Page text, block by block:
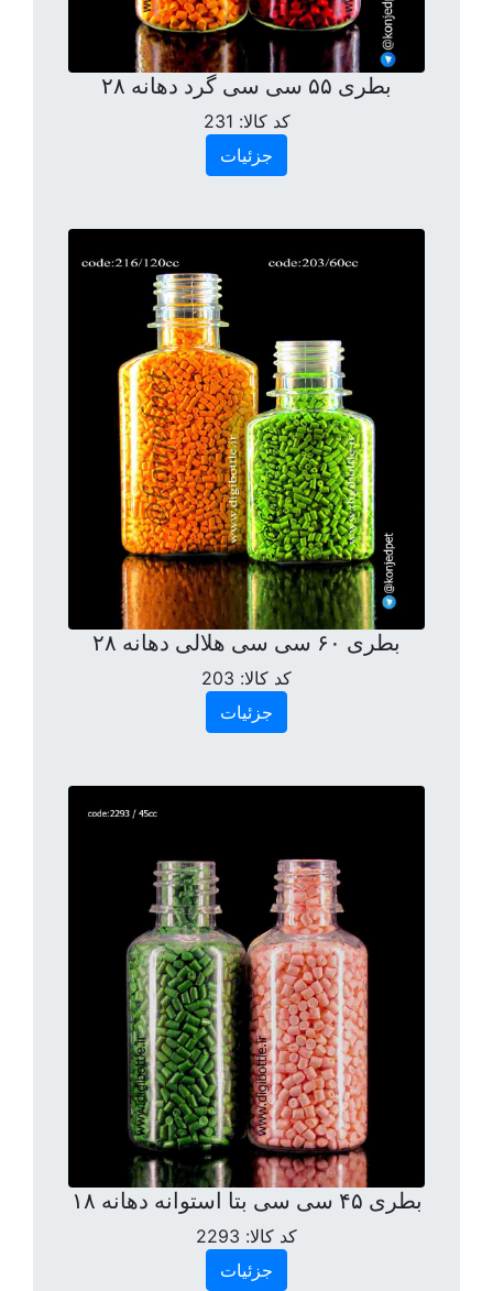
بطری ۵۵ سی سی گرد دهانه ۲۸
کد کالا: 231
جزئیات
بطری ۶۰ سی سی هلالی دهانه ۲۸
کد کالا: 203
جزئیات
بطری ۴۵ سی سی بتا استوانه دهانه ۱۸
کد کالا: 2293
جزئیات